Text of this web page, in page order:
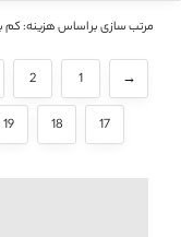
→
1
2
17
18
19